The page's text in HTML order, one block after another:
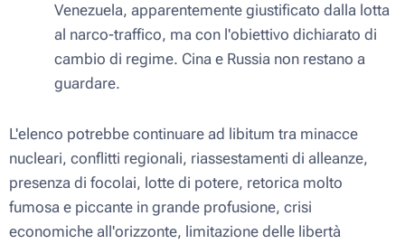
Venezuela, apparentemente giustificato dalla lotta
al narco-traffico, ma con l'obiettivo dichiarato di
cambio di regime. Cina e Russia non restano a
guardare.
L'elenco potrebbe continuare ad libitum tra minacce
nucleari, conflitti regionali, riassestamenti di alleanze,
presenza di focolai, lotte di potere, retorica molto
fumosa e piccante in grande profusione, crisi
economiche all'orizzonte, limitazione delle libertà